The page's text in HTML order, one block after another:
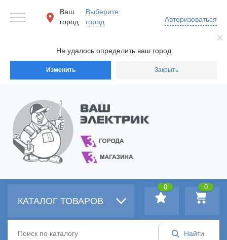
Не удалось определить ваш город
Изменить Закрыть
Ваш
город
Выберите
город
Авторизоваться
КАТАЛОГ ТОВАРОВ
0
0